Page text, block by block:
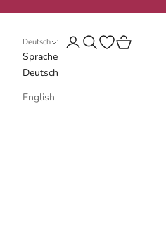
Deutsch
Sprache
Deutsch
English
Anmelden
SuchenWunschliste
Warenkorb